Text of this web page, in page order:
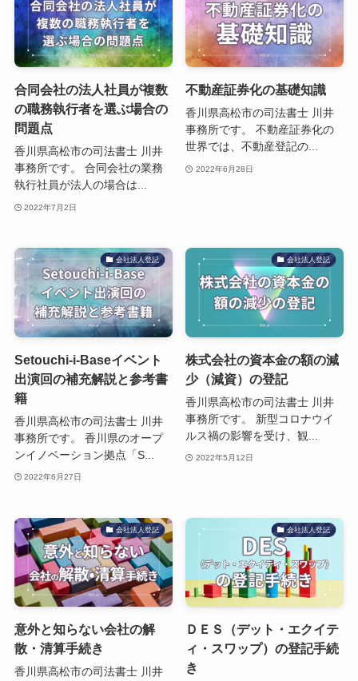
合同会社の法人社員が複数
の職務執行者を選ぶ場合の
問題点
香川県高松市の司法書士 川井
事務所です。 合同会社の業務
執行社員が法人の場合は...
2022年7月2日
不動産証券化の基礎知識
香川県高松市の司法書士 川井
事務所です。 不動産証券化の
世界では、不動産登記の...
2022年6月28日
会社法人登記
Setouchi-i-Baseイベント
出演回の補充解説と参考書
籍
香川県高松市の司法書士 川井
事務所です。 香川県のオープ
ンイノベーション拠点「S...
2022年6月27日
会社法人登記
株式会社の資本金の額の減
少（減資）の登記
香川県高松市の司法書士 川井
事務所です。 新型コロナウイ
ルス禍の影響を受け、観...
2022年5月12日
会社法人登記
意外と知らない会社の解
散・清算手続き
香川県高松市の司法書士 川井
会社法人登記
ＤＥＳ（デット・エクイテ
ィ・スワップ）の登記手続
き